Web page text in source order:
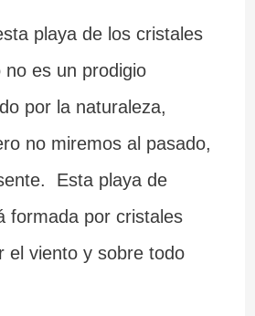
playa de los cristales
no es un prodigio
por la naturaleza,
no miremos al pasado,
Esta playa de
formada por cristales
el viento y sobre todo